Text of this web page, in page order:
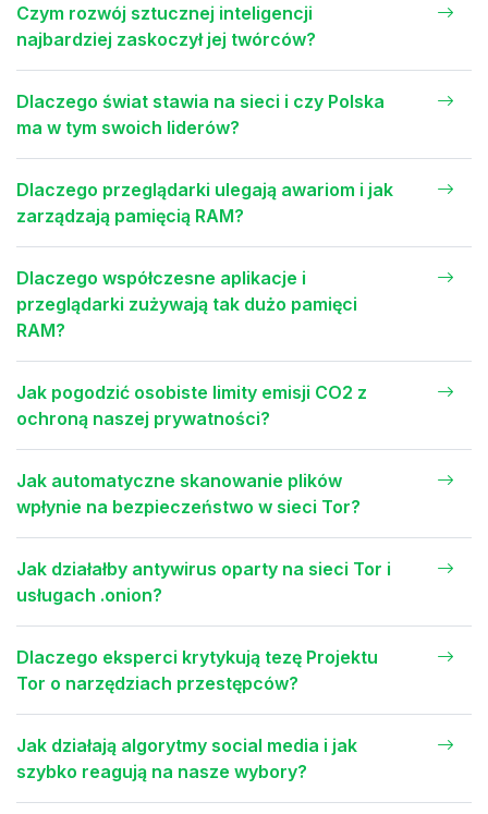
Czym rozwój sztucznej inteligencji
najbardziej zaskoczył jej twórców?
Dlaczego świat stawia na sieci i czy Polska
ma w tym swoich liderów?
Dlaczego przeglądarki ulegają awariom i jak
zarządzają pamięcią RAM?
Dlaczego współczesne aplikacje i
przeglądarki zużywają tak dużo pamięci
RAM?
Jak pogodzić osobiste limity emisji CO2 z
ochroną naszej prywatności?
Jak automatyczne skanowanie plików
wpłynie na bezpieczeństwo w sieci Tor?
Jak działałby antywirus oparty na sieci Tor i
usługach .onion?
Dlaczego eksperci krytykują tezę Projektu
Tor o narzędziach przestępców?
Jak działają algorytmy social media i jak
szybko reagują na nasze wybory?